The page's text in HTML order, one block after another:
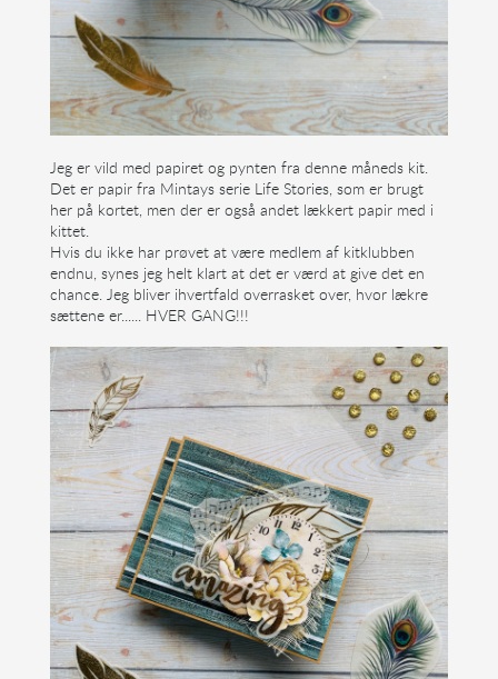
Jeg er vild med papiret og pynten fra denne måneds kit.
Det er papir fra Mintays serie Life Stories, som er brugt
her på kortet, men der er også andet lækkert papir med i
kittet.
Hvis du ikke har prøvet at være medlem af kitklubben
endnu, synes jeg helt klart at det er værd at give det en
chance. Jeg bliver ihvertfald overrasket over, hvor lækre
sættene er...... HVER GANG!!!